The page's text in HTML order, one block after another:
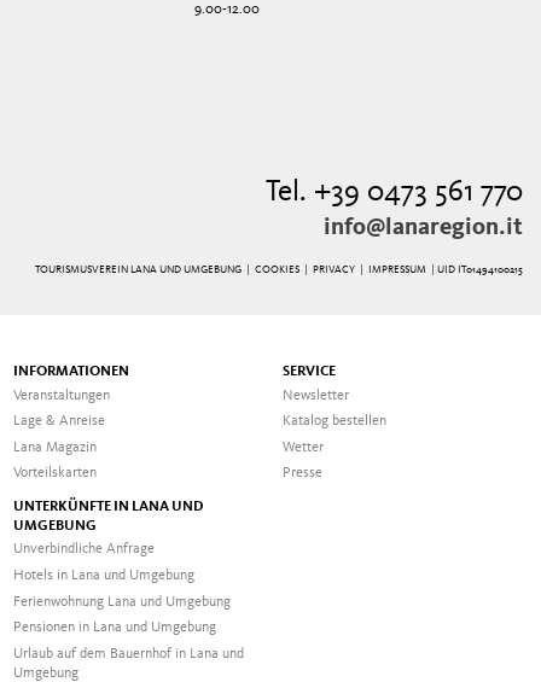
9.00-12.00
Tel. +39 0473 561 770
info@lanaregion.it
TOURISMUSVEREIN LANA UND UMGEBUNG | COOKIES| PRIVACY| IMPRESSUM | UID IT01494100215
INFORMATIONEN
Veranstaltungen
Lage & Anreise
Lana Magazin
Vorteilskarten
SERVICE
Newsletter
Katalog bestellen
Wetter
Presse
UNTERKÜNFTE IN LANA UND
UMGEBUNG
Unverbindliche Anfrage
Hotels in Lana und Umgebung
Ferienwohnung Lana und Umgebung
Pensionen in Lana und Umgebung
Urlaub auf dem Bauernhof in Lana und
Umgebung